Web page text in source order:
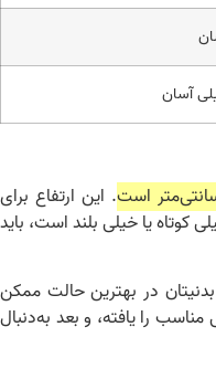
آسان
. این ارتفاع برای
یا خیلی بلند است، باید
در بهترین حالت ممکن
را یافته، و بعد به‌دنبال